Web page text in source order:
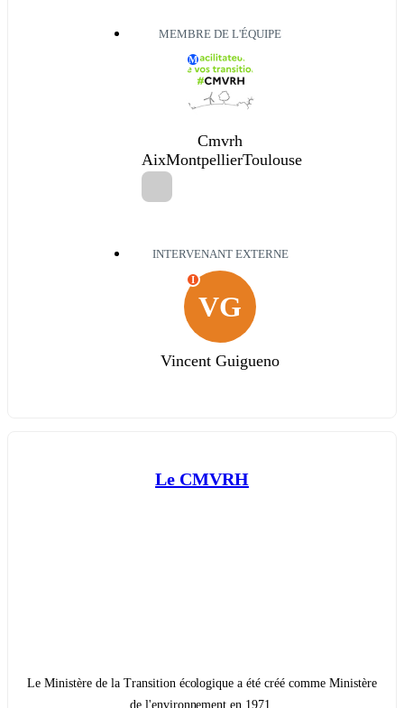
MEMBRE DE L'ÉQUIPE
M
Cmvrh
AixMontpellierToulouse
INTERVENANT EXTERNE
VG
I
Vincent Guigueno
Le CMVRH
Le Ministère de la Transition écologique a été créé comme Ministère
de l'environnement en 1971.